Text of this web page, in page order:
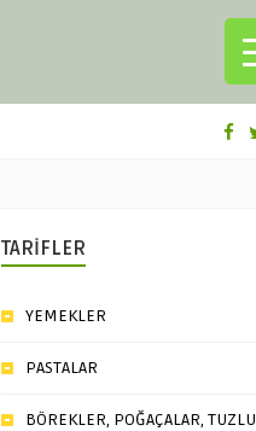
TARİFLER
YEMEKLER
PASTALAR
BÖREKLER, POĞAÇALAR, TUZLU